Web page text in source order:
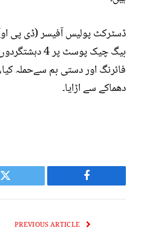
ڈسٹرکٹ پولیس آفیسر (ڈی پی
بیگ چیک پوسٹ
فائرنگ اور دستی بم سےحملہ
دھماکے سے اڑایا۔
Facebook